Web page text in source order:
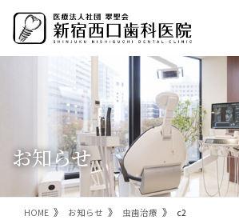
ン
ー
お知らせ
HOME お知らせ 虫歯治療 c2